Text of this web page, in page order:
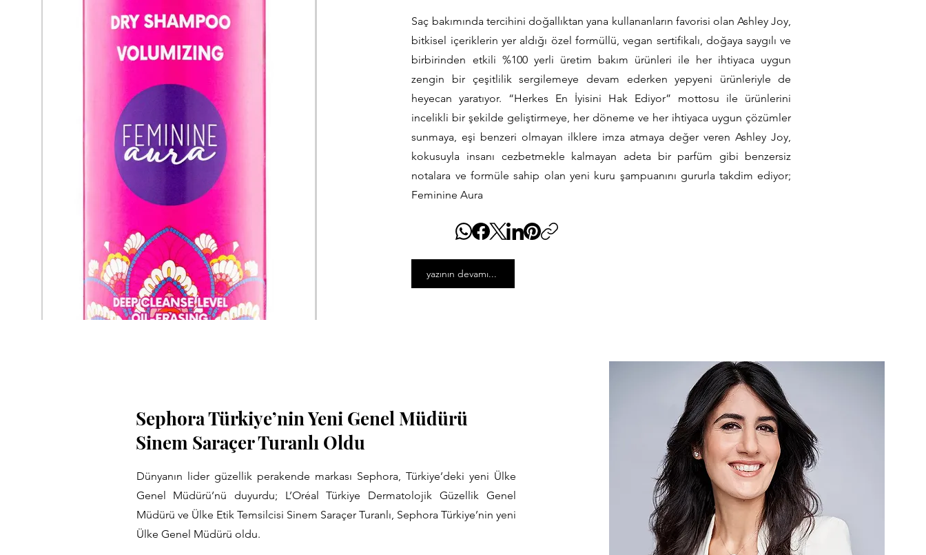
Saç bakımında tercihini doğallıktan yana kullananların favorisi olan Ashley Joy,
bitkisel içeriklerin yer aldığı özel formüllü, vegan sertifikalı, doğaya saygılı ve
birbirinden etkili %100 yerli üretim bakım ürünleri ile her ihtiyaca uygun
zengin bir çeşitlilik sergilemeye devam ederken yepyeni ürünleriyle de
heyecan yaratıyor. “Herkes En İyisini Hak Ediyor” mottosu ile ürünlerini
incelikli bir şekilde geliştirmeye, her döneme ve her ihtiyaca uygun çözümler
sunmaya, eşi benzeri olmayan ilklere imza atmaya değer veren Ashley Joy,
kokusuyla insanı cezbetmekle kalmayan adeta bir parfüm gibi benzersiz
notalara ve formüle sahip olan yeni kuru şampuanını gururla takdim ediyor;
Feminine Aura
yazının devamı...
Sephora Türkiye’nin Yeni Genel Müdürü
Sinem Saraçer Turanlı Oldu
Dünyanın lider güzellik perakende markası Sephora, Türkiye’deki yeni Ülke
Genel Müdürü’nü duyurdu; L’Oréal Türkiye Dermatolojik Güzellik Genel
Müdürü ve Ülke Etik Temsilcisi Sinem Saraçer Turanlı, Sephora Türkiye’nin yeni
Ülke Genel Müdürü oldu.